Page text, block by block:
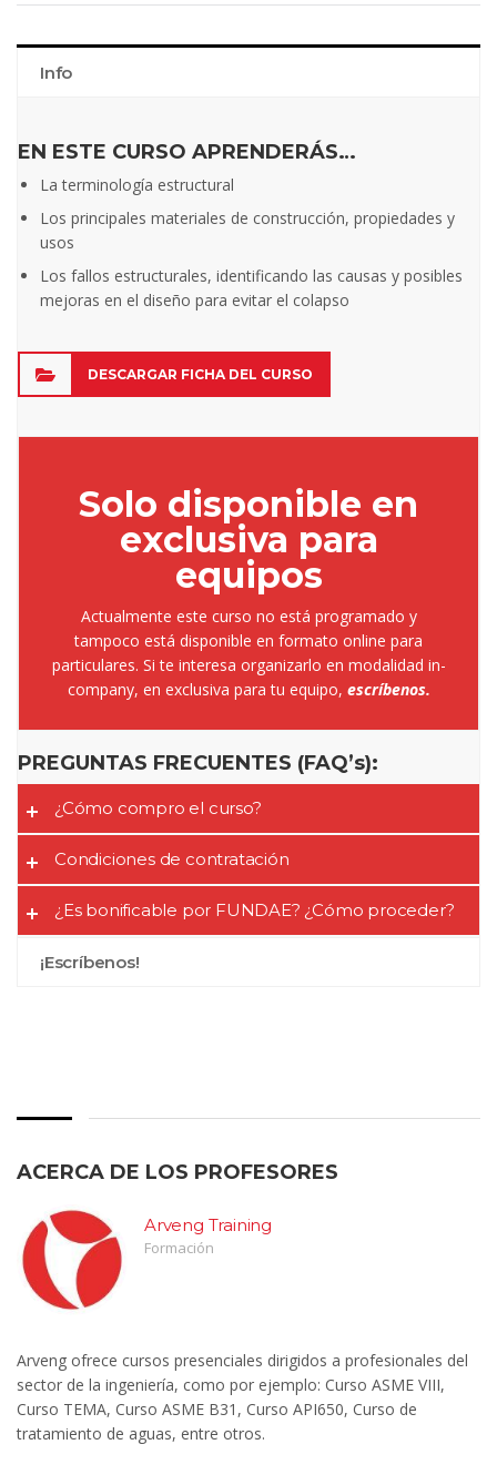
Info
EN ESTE CURSO APRENDERÁS…
La terminología estructural
Los principales materiales de construcción, propiedades y
usos
Los fallos estructurales, identificando las causas y posibles
mejoras en el diseño para evitar el colapso
DESCARGAR FICHA DEL CURSO
Solo disponible en
exclusiva para
equipos
Actualmente este curso no está programado y
tampoco está disponible en formato online para
particulares. Si te interesa organizarlo en modalidad in-
company, en exclusiva para tu equipo, escríbenos.
PREGUNTAS FRECUENTES (FAQ’s):
¿Cómo compro el curso?
Condiciones de contratación
¿Es bonificable por FUNDAE? ¿Cómo proceder?
¡Escríbenos!
ACERCA DE LOS PROFESORES
Arveng Training
Formación
Arveng ofrece cursos presenciales dirigidos a profesionales del
sector de la ingeniería, como por ejemplo: Curso ASME VIII,
Curso TEMA, Curso ASME B31, Curso API650, Curso de
tratamiento de aguas, entre otros.